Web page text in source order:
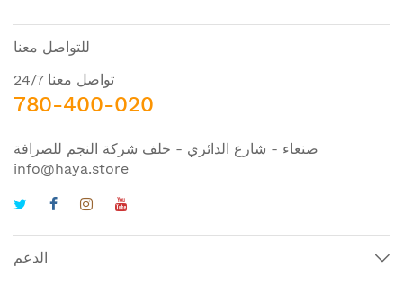
للتواصل معنا
تواصل معنا 24/7
780-400-020
صنعاء - شارع الدائري - خلف شركة النجم للصرافة
info@haya.store
الدعم